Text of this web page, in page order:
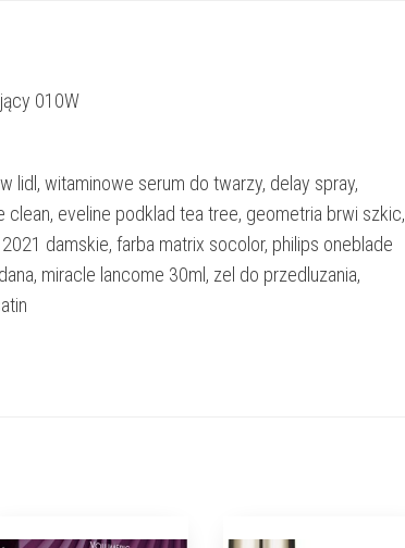
010W
lidl, witaminowe serum do twarzy, delay spray,
clean, eveline podklad tea tree, geometria brwi szkic,
damskie, farba matrix socolor, philips oneblade
miracle lancome 30ml, zel do przedluzania,